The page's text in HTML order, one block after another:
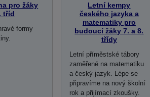
pro žáky
tříd
formy
Letní kempy
českého jazyka a
matematiky pro
budoucí žáky 7. a 8.
třídy
Letní příměstské tábory
zaměřené na matematiku
a český jazyk. Lépe se
připravíme na nový školní
rok a přijímací zkoušky.